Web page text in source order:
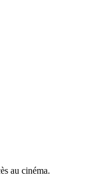
au cinéma.